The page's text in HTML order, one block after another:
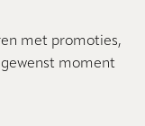
met promoties,
moment